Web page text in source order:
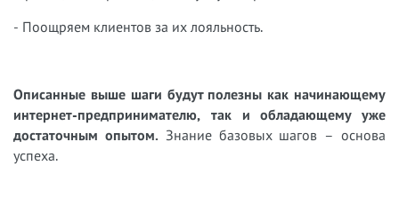
- Поощряем клиентов за их лояльность.
Описанные выше шаги будут полезны как начинающему
интернет-предпринимателю, так и обладающему уже
достаточным опытом. Знание базовых шагов – основа
успеха.